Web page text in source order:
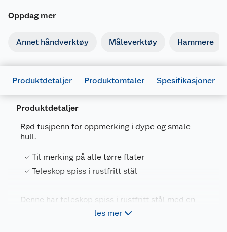
Oppdag mer
Annet håndverktøy Måleverktøy Hammere
Produktdetaljer Produktomtaler Spesifikasjoner
Produktdetaljer
Rød tusjpenn for oppmerking i dype og smale
hull.
Til merking på alle tørre flater
Teleskop spiss i rustfritt stål
Denne har teleskop spiss i rustfritt stål med en
diameter på 1,5 mm så man kommer enkelt
les mer
Generelt
Artikkelnummer